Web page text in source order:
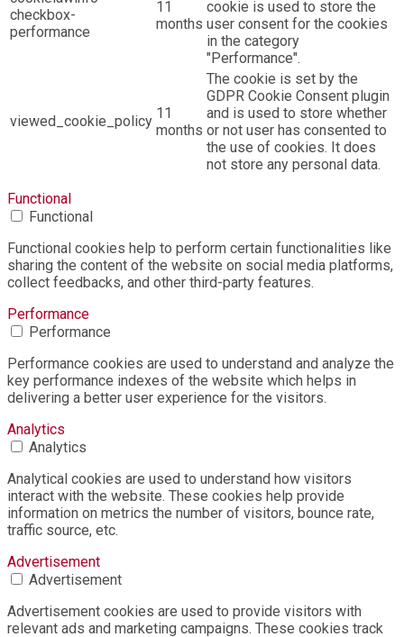
checkbox-
performance
11
months
cookie is used to store the
user consent for the cookies
in the category
"Performance".
viewed_cookie_policy 11
months
The cookie is set by the
GDPR Cookie Consent plugin
and is used to store whether
or not user has consented to
the use of cookies. It does
not store any personal data.
Functional
Functional
Functional cookies help to perform certain functionalities like
sharing the content of the website on social media platforms,
collect feedbacks, and other third-party features.
Performance
Performance
Performance cookies are used to understand and analyze the
key performance indexes of the website which helps in
delivering a better user experience for the visitors.
Analytics
Analytics
Analytical cookies are used to understand how visitors
interact with the website. These cookies help provide
information on metrics the number of visitors, bounce rate,
traffic source, etc.
Advertisement
Advertisement
Advertisement cookies are used to provide visitors with
relevant ads and marketing campaigns. These cookies track